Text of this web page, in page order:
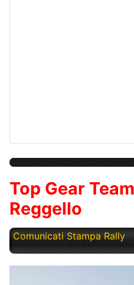
Top Gear
Reggello
Comunicati Stampa Rally
Mercoledì, 21 Giugno